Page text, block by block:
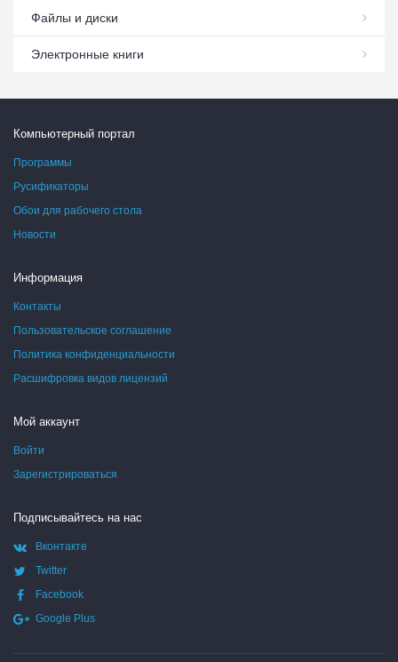
Файлы и диски
Электронные книги
Компьютерный портал
Программы
Русификаторы
Обои для рабочего стола
Новости
Информация
Контакты
Пользовательское соглашение
Политика конфиденциальности
Расшифровка видов лицензий
Мой аккаунт
Войти
Зарегистрироваться
Подписывайтесь на нас
Вконтакте
Twitter
Facebook
Google Plus